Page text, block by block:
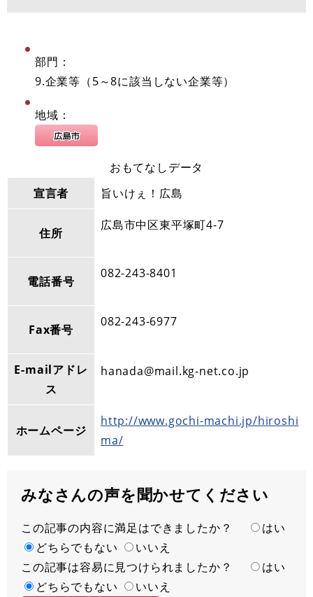
部門：
9.企業等（5～8に該当しない企業等）
地域：
おもてなしデータ
宣言者
旨いけぇ！広島
住所
広島市中区東平塚町4-7
電話番号
082-243-8401
Fax番号
082-243-6977
E-mailアドレ
ス
hanada@mail.kg-net.co.jp
ホームページ
http://www.gochi-machi.jp/hiroshi
ma/
みなさんの声を聞かせてください
満
足
度
この記事の内容に満足はできましたか？
はい
どちらでもない
いいえ
容
易
この記事は容易に見つけられましたか？
はい
どちらでもない
いいえ